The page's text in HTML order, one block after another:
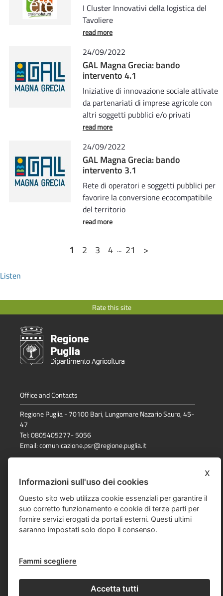
I Cluster Innovativi della logistica del
Tavoliere
read more
24/09/2022
GAL Magna Grecia: bando
intervento 4.1
Iniziative di innovazione sociale attivate
da partenariati di imprese agricole con
altri soggetti pubblici e/o privati
read more
24/09/2022
GAL Magna Grecia: bando
intervento 3.1
Rete di operatori e soggetti pubblici per
favorire la conversione ecocompatibile
del territorio
read more
1 2 3 4 ... 21 >
Listen
Rate this site
Office and Contacts
Regione Puglia - 70100 Bari, Lungomare Nazario Sauro, 45-
47
Tel: 0805405277- 5056
Email:comunicazione.psr@regione.puglia.it
Media Policy
Note Legali
Privacy Policy
Responsabile della pubblicazione
© data e dicitura diritti
x
Informazioni sull'uso dei cookies
Questo sito web utilizza cookie essenziali per garantire il
suo corretto funzionamento e cookie di terze parti per
fornire servizi erogati da portali esterni. Questi ultimi
saranno impostati solo dopo il consenso.
Fammi scegliere
Accetta tutti